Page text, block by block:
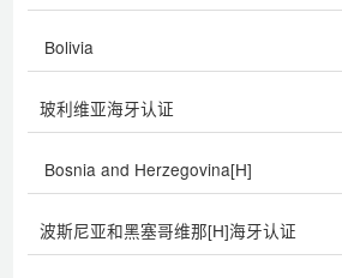
Bolivia
玻利维亚海牙认证
Bosnia and Herzegovina[H]
波斯尼亚和黑塞哥维那[H]海牙认证